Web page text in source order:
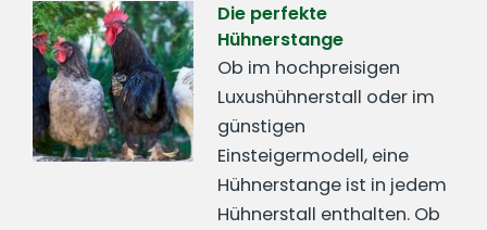
Die perfekte
Hühnerstange
Ob im hochpreisigen
Luxushühnerstall oder im
günstigen
Einsteigermodell, eine
Hühnerstange ist in jedem
Hühnerstall enthalten. Ob